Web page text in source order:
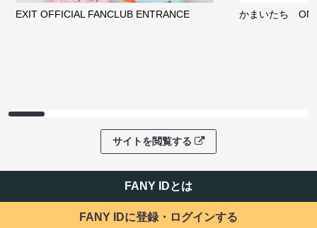
EXIT OFFICIAL FANCLUB ENTRANCE かまいたち
サイトを閲覧する
FANY IDとは
FANY IDに登録・ログインする